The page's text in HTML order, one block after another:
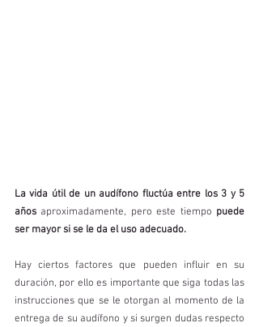
La vida útil de un audífono fluctúa entre los 3 y 5
años aproximadamente, pero este tiempo puede
ser mayor si se le da el uso adecuado.
Hay ciertos factores que pueden influir en su
duración, por ello es importante que siga todas las
instrucciones que se le otorgan al momento de la
entrega de su audífono y si surgen dudas respecto